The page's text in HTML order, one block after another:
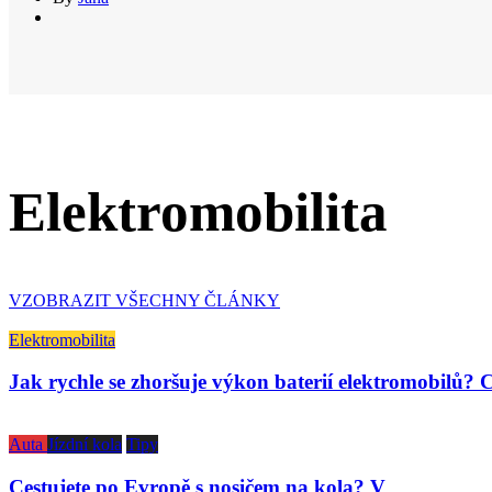
Elektromobilita
VZOBRAZIT VŠECHNY ČLÁNKY
Elektromobilita
Jak rychle se zhoršuje výkon baterií elektromobilů?
Auta Jízdní kola Tipy
Cestujete po Evropě s nosičem na kola? V